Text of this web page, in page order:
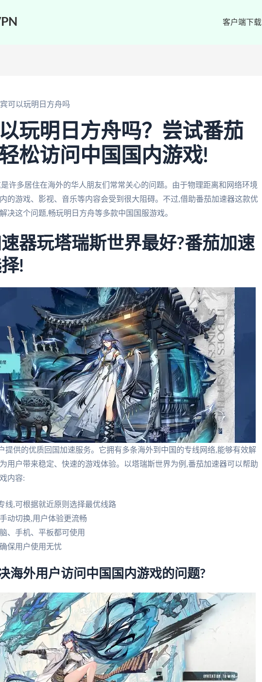
客户端下载
可以玩明日方舟吗
玩明日方舟吗？尝试番茄
松访问中国国内游戏!
许多居住在海外的华人朋友们常常关心的问题。由于物理距离和网络环境
的游戏、影视、音乐等内容会受到很大阻碍。不过,借助番茄加速器这款优
决这个问题,畅玩明日方舟等多款中国国服游戏。
器玩塔瑞斯世界最好?番茄加速
!
提供的优质回国加速服务。它拥有多条海外到中国的专线网络,能够有效解
用户带来稳定、快速的游戏体验。以塔瑞斯世界为例,番茄加速器可以帮助
内容:
线,可根据就近原则选择最优线路
动切换,用户体验更流畅
、手机、平板都可使用
保用户使用无忧
海外用户访问中国国内游戏的问题?